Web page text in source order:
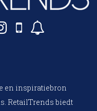
en inspiratiebron
RetailTrends biedt